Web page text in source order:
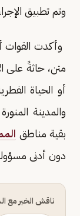
وتم تطبيق
متن، حاثةً على
والمدينة
بقية مناطق
دون أدنى
ناقش الخبر مع